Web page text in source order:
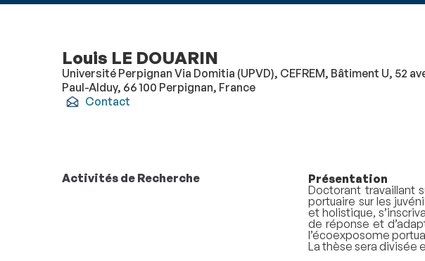
Louis LE DOUARIN
Université Perpignan Via Domitia (UPVD), CEFREM, Bâtiment U, 52
Paul-Alduy, 66 100 Perpignan, France
Contact
Activités de Recherche
Présentation
Doctorant travaillant
portuaire sur les
et holistique,
de réponse et
l’écoexposome
La thèse sera divisée